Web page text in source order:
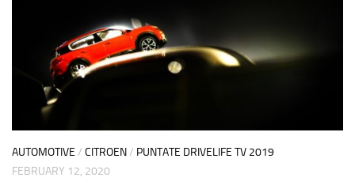
AUTOMOTIVE / CITROEN/ PUNTATE DRIVELIFE TV 2019
FEBRUARY 12, 2020